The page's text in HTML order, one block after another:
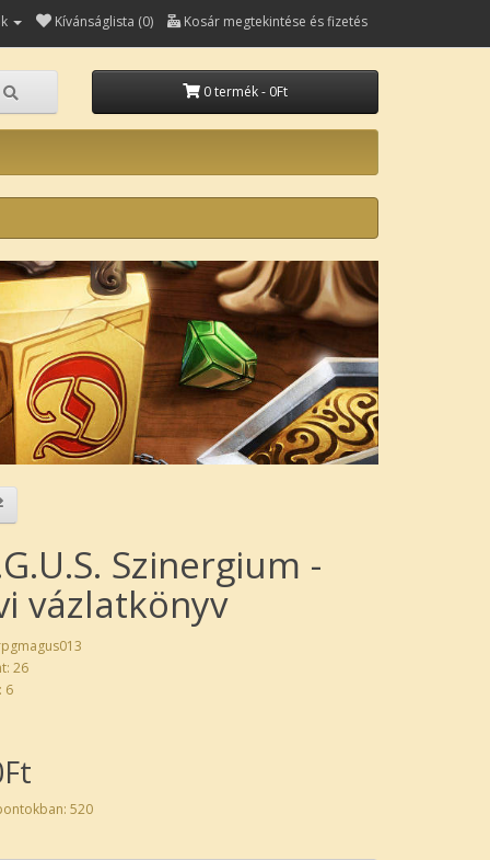
Kívánságlista (0) Kosár megtekintése és fizetés
0 termék - 0Ft
Szinergium -
vázlatkönyv
26
6
520